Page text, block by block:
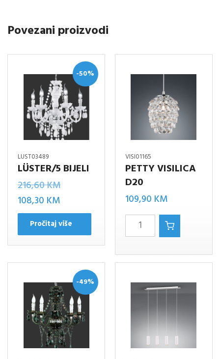
Povezani proizvodi
-50%
LUST03489
LÜSTER/5 BIJELI
216,60KMIzvorna
bila
je:
216,60 KM.
108,30 KMTrenutna
cijena
je:
108,30 KM.
Pročitaj više
VISI01165
PETTY VISILICA
D20
109,90 KM
PETTY
visilica
d20
količina
-49%